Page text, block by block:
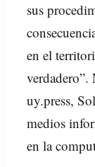
sus
en el
verdadero”.
uy.press,
medios
en la